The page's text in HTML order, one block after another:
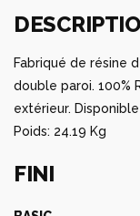
Fabriqué de résine
double paroi. 100%
extérieur.
Poids: 24.19 Kg
FINI